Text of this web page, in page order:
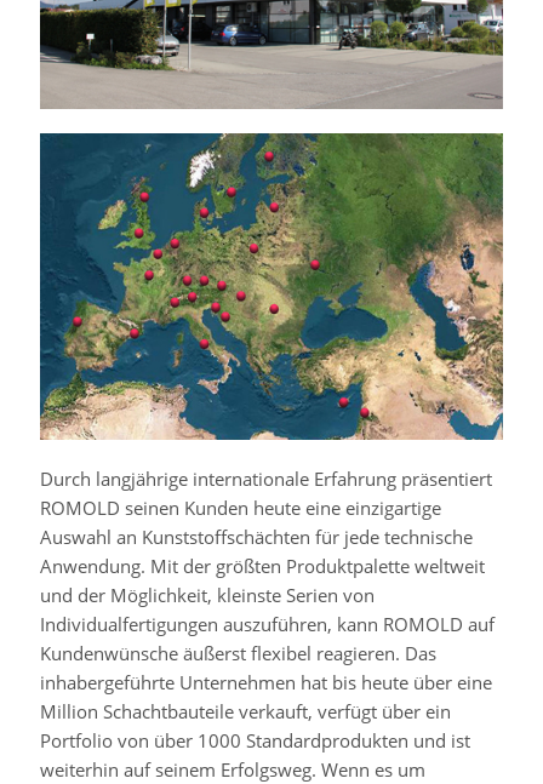
Durch langjährige internationale Erfahrung präsentiert
ROMOLD seinen Kunden heute eine einzigartige
Auswahl an Kunststoffschächten für jede technische
Anwendung. Mit der größten Produktpalette weltweit
und der Möglichkeit, kleinste Serien von
Individualfertigungen auszuführen, kann ROMOLD auf
Kundenwünsche äußerst flexibel reagieren. Das
inhabergeführte Unternehmen hat bis heute über eine
Million Schachtbauteile verkauft, verfügt über ein
Portfolio von über 1000 Standardprodukten und ist
weiterhin auf seinem Erfolgsweg. Wenn es um